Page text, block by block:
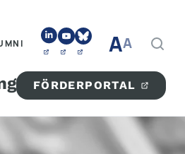
AA
FÖRDERPORTAL